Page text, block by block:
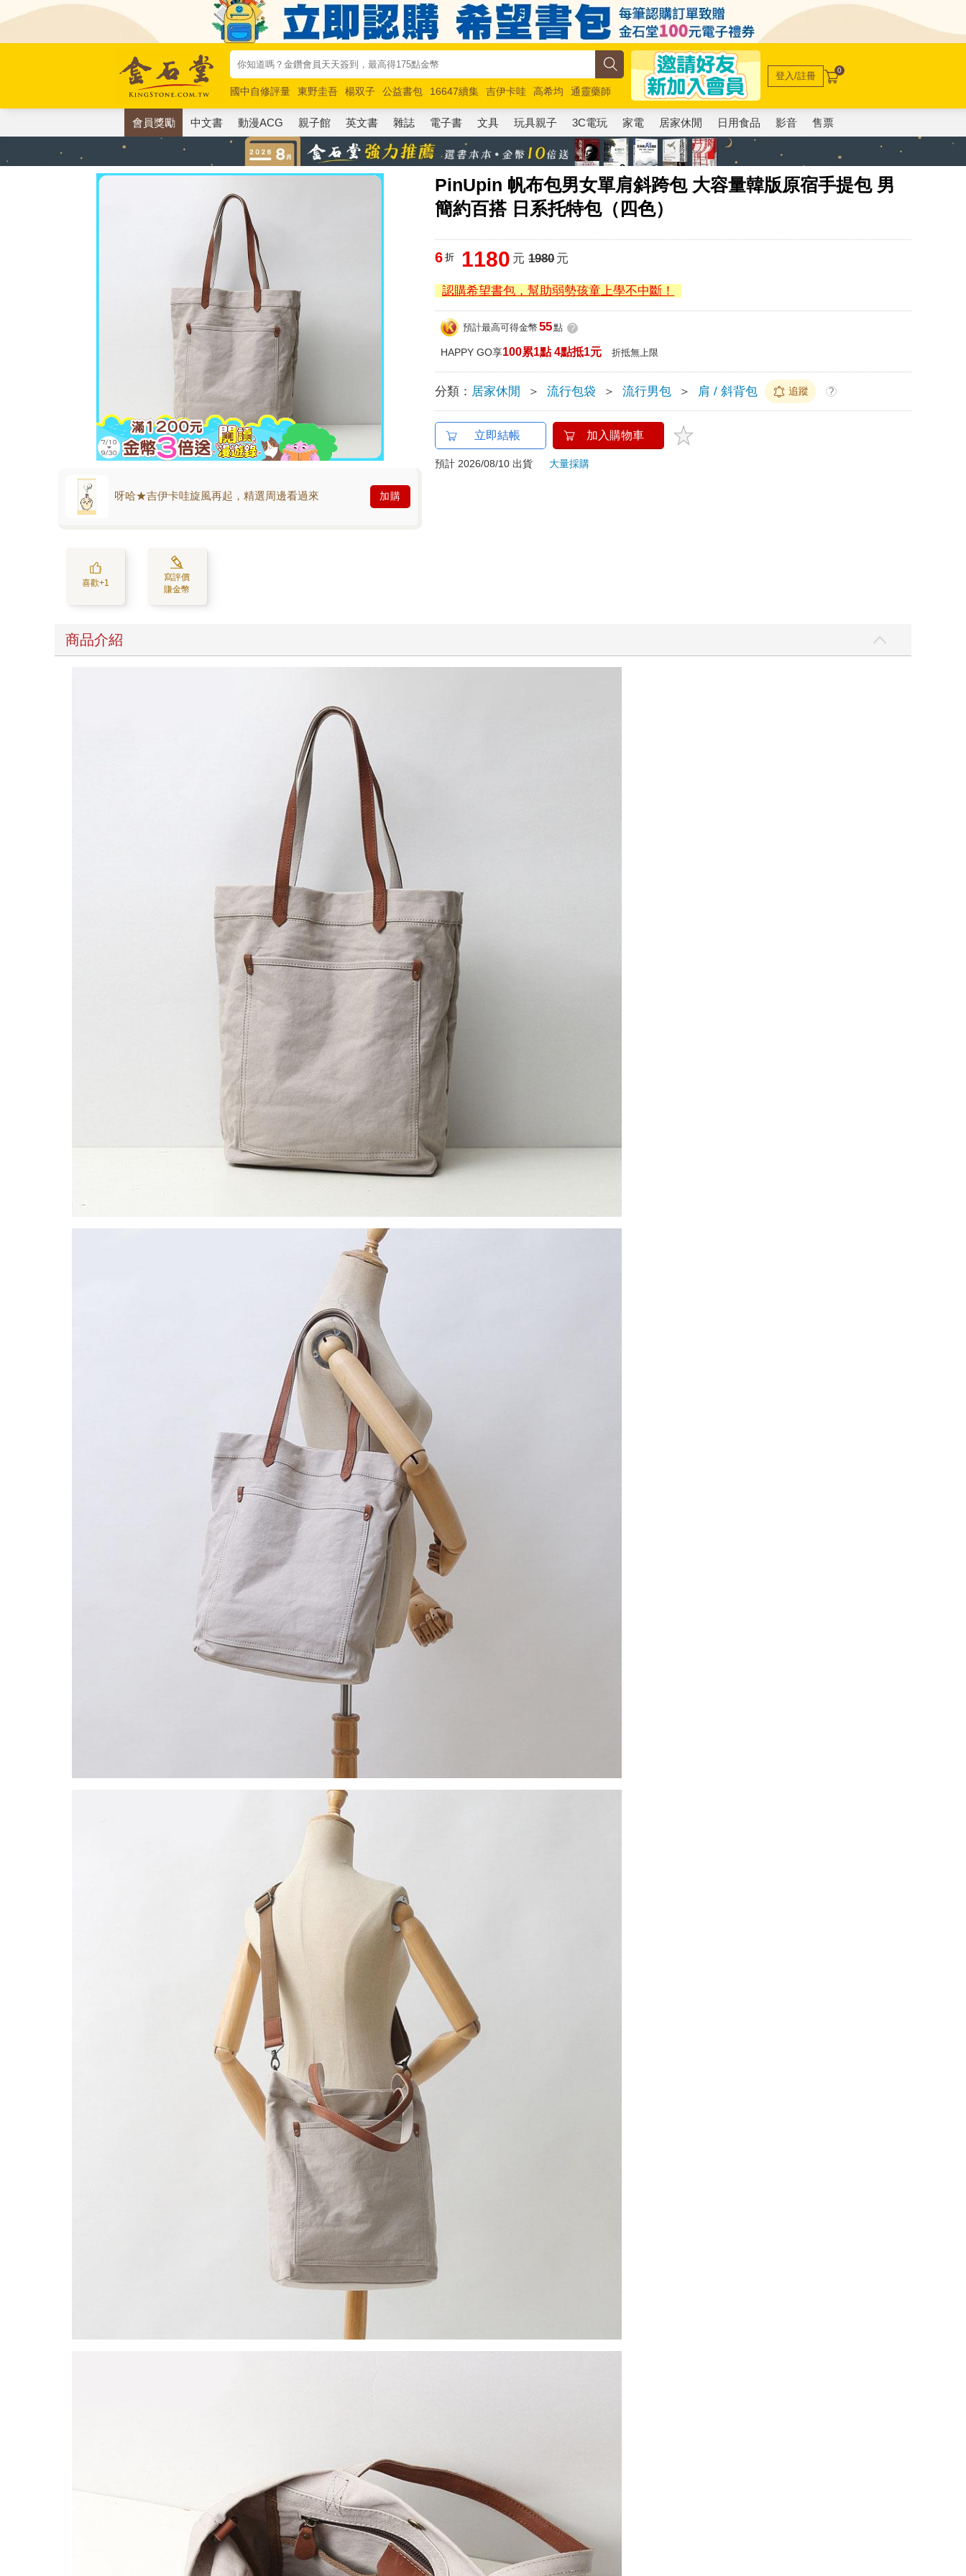
國中自修評量 東野圭吾 楊双子 公益書包 16647續集 吉伊卡哇 高希均
通靈藥師
唯紅花綻放
奧德賽 路邊攤新作 馬斯克 玩具總動員5 超慢跑
登入/註冊 0
會員獎勵 中文書 動漫ACG 親子館 英文書 雜誌 電子書 文具 玩具親子 3C電玩 家電 居家休閒 日用食品 影音 售票
PinUpin 帆布包男女單肩斜跨包 大容量韓版原宿手提包 男
簡約百搭 日系托特包（四色）
呀哈★吉伊卡哇旋風再起，精選周邊看過來 加購
喜歡+1
寫評價
賺金幣
6 折 1180 元 1980元
認購希望書包，幫助弱勢孩童上學不中斷！
預計最高可得金幣 55點 ?
HAPPY GO享100累1點 4點抵1元 折抵無上限
分類： 居家休閒 ＞ 流行包袋 ＞ 流行男包 ＞ 肩 / 斜背包 追蹤 ?
立即結帳 加入購物車
預計 2026/08/10 出貨 大量採購
商品介紹